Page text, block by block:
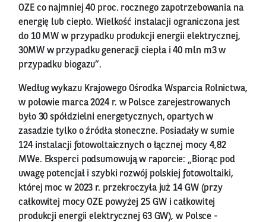
OZE co najmniej 40 proc. rocznego zapotrzebowania na
energię lub ciepło. Wielkość instalacji ograniczona jest
do 10 MW w przypadku produkcji energii elektrycznej,
30MW w przypadku generacji ciepła i 40 mln m3 w
przypadku biogazu”.
Według wykazu Krajowego Ośrodka Wsparcia Rolnictwa,
w połowie marca 2024 r. w Polsce zarejestrowanych
było 30 spółdzielni energetycznych, opartych w
zasadzie tylko o źródła słoneczne. Posiadały w sumie
124 instalacji fotowoltaicznych o łącznej mocy 4,82
MWe. Eksperci podsumowują w raporcie: „Biorąc pod
uwagę potencjał i szybki rozwój polskiej fotowoltaiki,
której moc w 2023 r. przekroczyła już 14 GW (przy
całkowitej mocy OZE powyżej 25 GW i całkowitej
produkcji energii elektrycznej 63 GW), w Polsce -